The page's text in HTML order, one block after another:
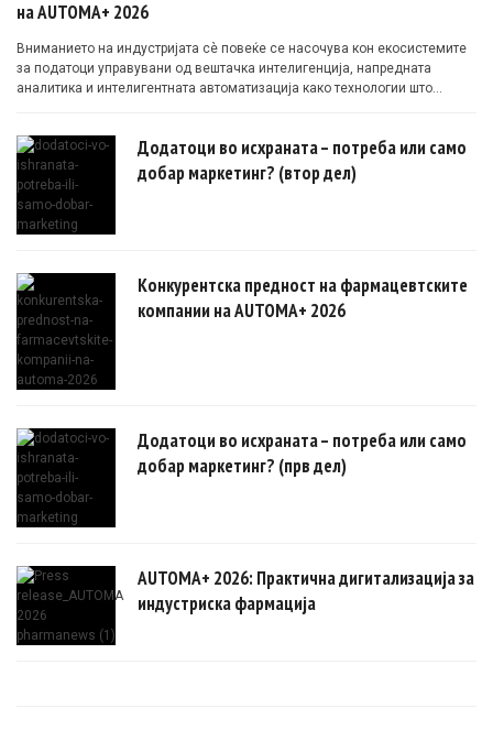
на AUTOMA+ 2026
Вниманието на индустријата сè повеќе се насочува кон екосистемите
за податоци управувани од вештачка интелигенција, напредната
аналитика и интелигентната автоматизација како технологии што
Додатоци во исхраната – потреба или само
добар маркетинг? (втор дел)
Конкурентска предност на фармацевтските
компании на AUTOMA+ 2026
Додатоци во исхраната – потреба или само
добар маркетинг? (прв дел)
AUTOMA+ 2026: Практична дигитализација за
индустриска фармација